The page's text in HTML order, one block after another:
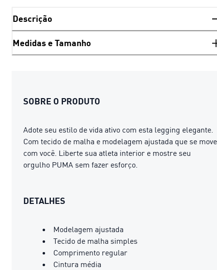
Descrição
Medidas e Tamanho
SOBRE O PRODUTO
Adote seu estilo de vida ativo com esta legging elegante.
Com tecido de malha e modelagem ajustada que se move
com você. Liberte sua atleta interior e mostre seu
orgulho PUMA sem fazer esforço.
DETALHES
Modelagem ajustada
Tecido de malha simples
Comprimento regular
Cintura média